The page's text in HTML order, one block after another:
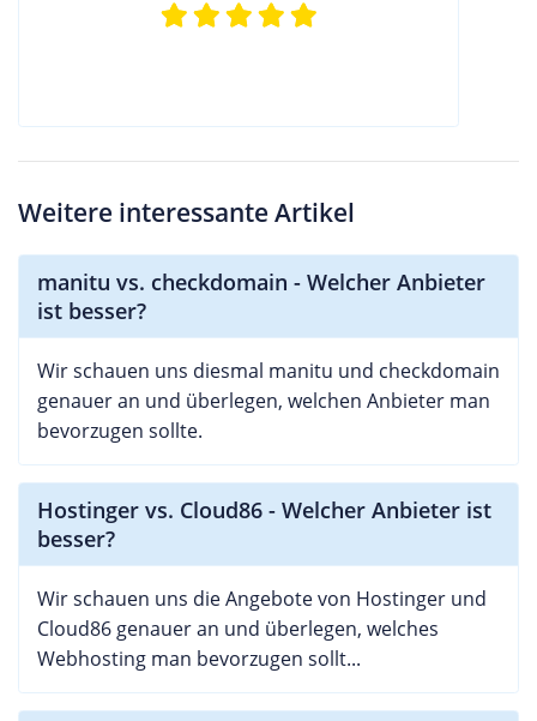
Weitere interessante Artikel
manitu vs. checkdomain - Welcher Anbieter
ist besser?
Wir schauen uns diesmal manitu und checkdomain
genauer an und überlegen, welchen Anbieter man
bevorzugen sollte.
Hostinger vs. Cloud86 - Welcher Anbieter ist
besser?
Wir schauen uns die Angebote von Hostinger und
Cloud86 genauer an und überlegen, welches
Webhosting man bevorzugen sollt...